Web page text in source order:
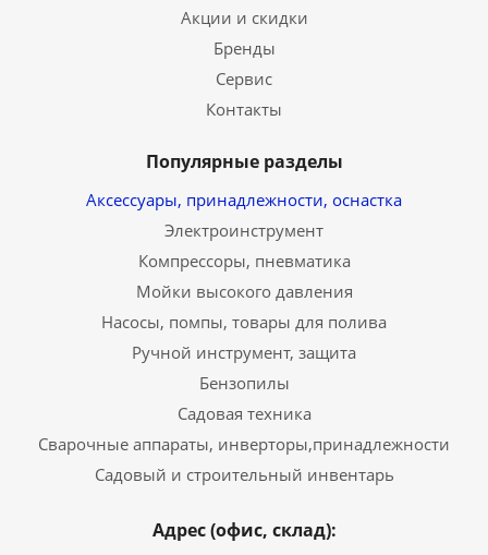
Акции и скидки
Бренды
Сервис
Контакты
Популярные разделы
Аксессуары, принадлежности, оснастка
Электроинструмент
Компрессоры, пневматика
Мойки высокого давления
Насосы, помпы, товары для полива
Ручной инструмент, защита
Бензопилы
Садовая техника
Сварочные аппараты, инверторы,принадлежности
Садовый и строительный инвентарь
Адрес (офис, склад):